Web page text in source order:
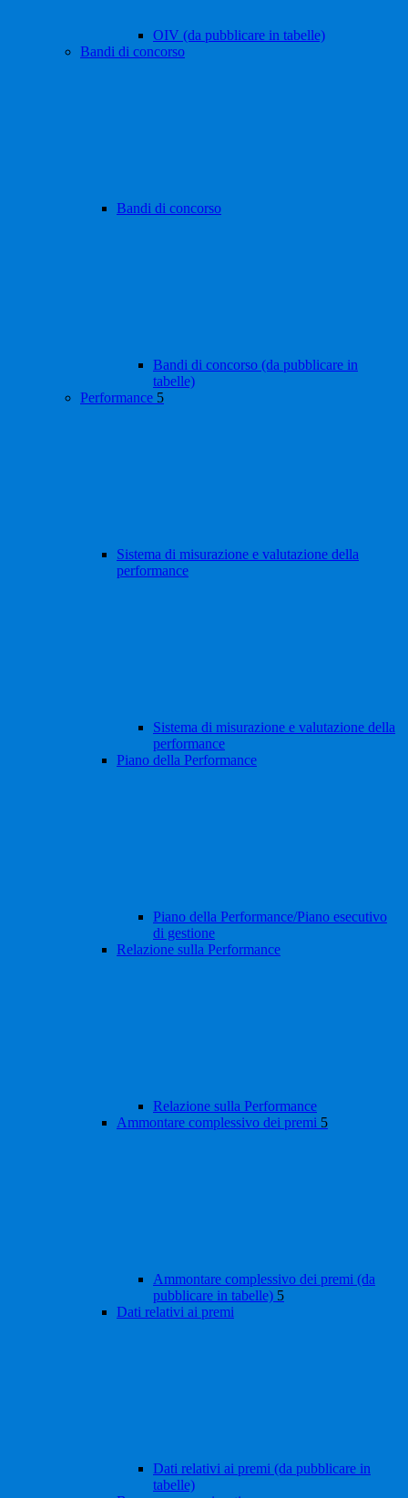
OIV (da pubblicare in tabelle)
Bandi di concorso
Bandi di concorso
Bandi di concorso (da pubblicare in
tabelle)
Performance 5
Sistema di misurazione e valutazione della
performance
Sistema di misurazione e valutazione della
performance
Piano della Performance
Piano della Performance/Piano esecutivo
di gestione
Relazione sulla Performance
Relazione sulla Performance
Ammontare complessivo dei premi 5
Ammontare complessivo dei premi (da
pubblicare in tabelle) 5
Dati relativi ai premi
Dati relativi ai premi (da pubblicare in
tabelle)